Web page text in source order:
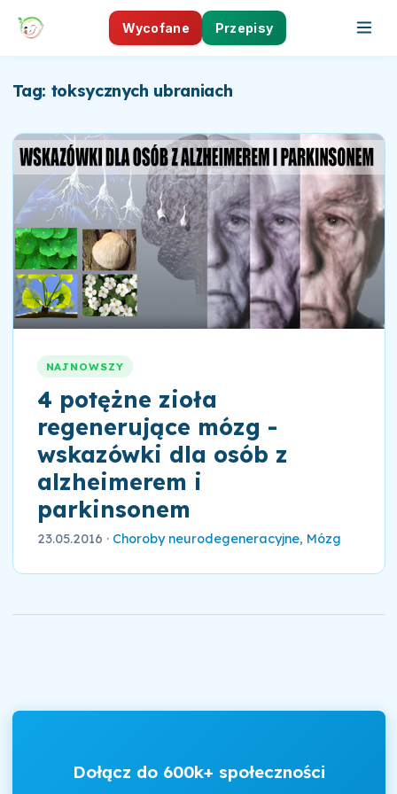
Wycofane Przepisy
Tag: toksycznych ubraniach
NAJNOWSZY
4 potężne zioła
regenerujące mózg -
wskazówki dla osób z
alzheimerem i
parkinsonem
23.05.2016 · Choroby neurodegeneracyjne, Mózg
Dołącz do 600k+ społeczności